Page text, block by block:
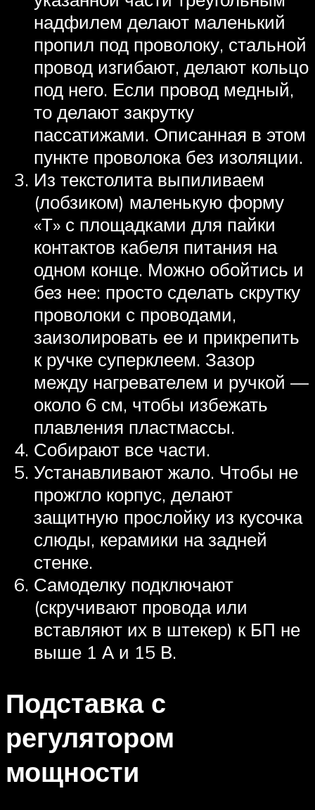
надфилем делают маленький
пропил под проволоку, стальной
провод изгибают, делают кольцо
под него. Если провод медный,
то делают закрутку
пассатижами. Описанная в этом
пункте проволока без изоляции.
Из текстолита выпиливаем
(лобзиком) маленькую форму
«Т» с площадками для пайки
контактов кабеля питания на
одном конце. Можно обойтись и
без нее: просто сделать скрутку
проволоки с проводами,
заизолировать ее и прикрепить
к ручке суперклеем. Зазор
между нагревателем и ручкой —
около 6 см, чтобы избежать
плавления пластмассы.
Собирают все части.
Устанавливают жало. Чтобы не
прожгло корпус, делают
защитную прослойку из кусочка
слюды, керамики на задней
стенке.
Самоделку подключают
(скручивают провода или
вставляют их в штекер) к БП не
выше 1 А и 15 В.
Подставка с
регулятором
мощности